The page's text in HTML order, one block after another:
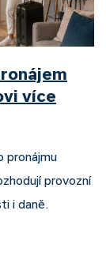
více
pronájmu
provozní
i daně.